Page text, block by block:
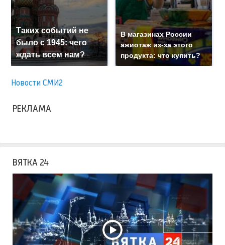
Таких событий не
было с 1945: чего
ждать всем нам?
В магазинах России
ажиотаж из-за этого
продукта: что купить?
Новости СМИ2
РЕКЛАМА
ВЯТКА 24